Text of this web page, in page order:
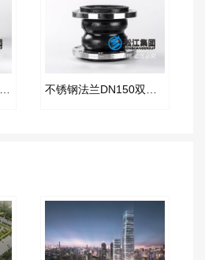
自来水厂304不锈钢橡胶管接头 不锈钢法兰DN150双球橡胶软接头